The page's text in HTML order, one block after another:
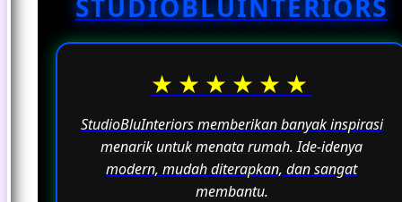
fungsinya sebagai ruang untuk beraktivitas
sehari-hari.
★★★★★★
StudioBluInteriors memberikan banyak inspirasi
menarik untuk menata rumah. Ide-idenya
modern, mudah diterapkan, dan sangat
membantu.